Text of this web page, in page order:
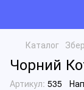
Каталог
Чорний
Артикул: 535